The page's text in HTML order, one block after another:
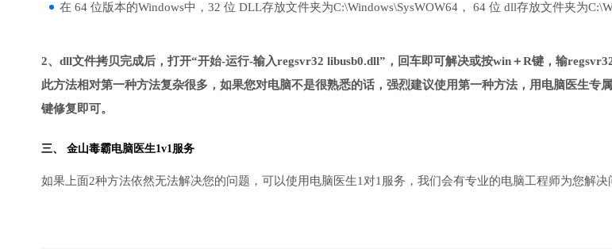
在 64 位版本的Windows中，32 位 DLL存放文件夹为C:\Windows\SysWOW64， 64 位 dll存放文件夹为
2、dll文件拷贝完成后，打开“开始-运行-输入regsvr32 libusb0.dll”，回车即可解决或按win＋R键，输
此方法相对第一种方法复杂很多，如果您对电脑不是很熟悉的话，强烈建议使用第一种方法，用电脑医生专
键修复即可。
三、 金山毒霸电脑医生1v1服务
如果上面2种方法依然无法解决您的问题，可以使用电脑医生1对1服务，我们会有专业的电脑工程师为您解决